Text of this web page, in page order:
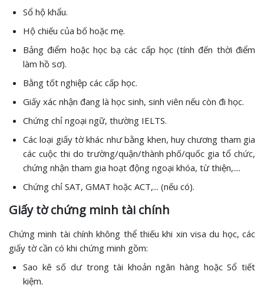
Sổ hộ khẩu.
Hộ chiếu của bố hoặc mẹ.
Bảng điểm hoặc học bạ các cấp học (tính đến thời điểm
làm hồ sơ).
Bằng tốt nghiệp các cấp học.
Giấy xác nhận đang là học sinh, sinh viên nếu còn đi học.
Chứng chỉ ngoại ngữ, thường IELTS.
Các loại giấy tờ khác như bằng khen, huy chương tham gia
các cuộc thi do trường/quận/thành phố/quốc gia tổ chức,
chứng nhận tham gia hoạt động ngoại khóa, từ thiện,....
Chứng chỉ SAT, GMAT hoặc ACT,... (nếu có).
Giấy tờ chứng minh tài chính
Chứng minh tài chính không thể thiếu khi xin visa du học, các
giấy tờ cần có khi chứng minh gồm:
Sao kê số dư trong tài khoản ngân hàng hoặc Sổ tiết
kiệm.